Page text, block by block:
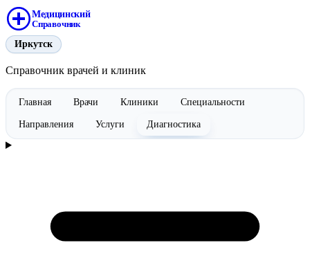
Медицинский
Справочник
Иркутск
Справочник врачей и клиник
Главная Врачи Клиники Специальности
Направления Услуги Диагностика